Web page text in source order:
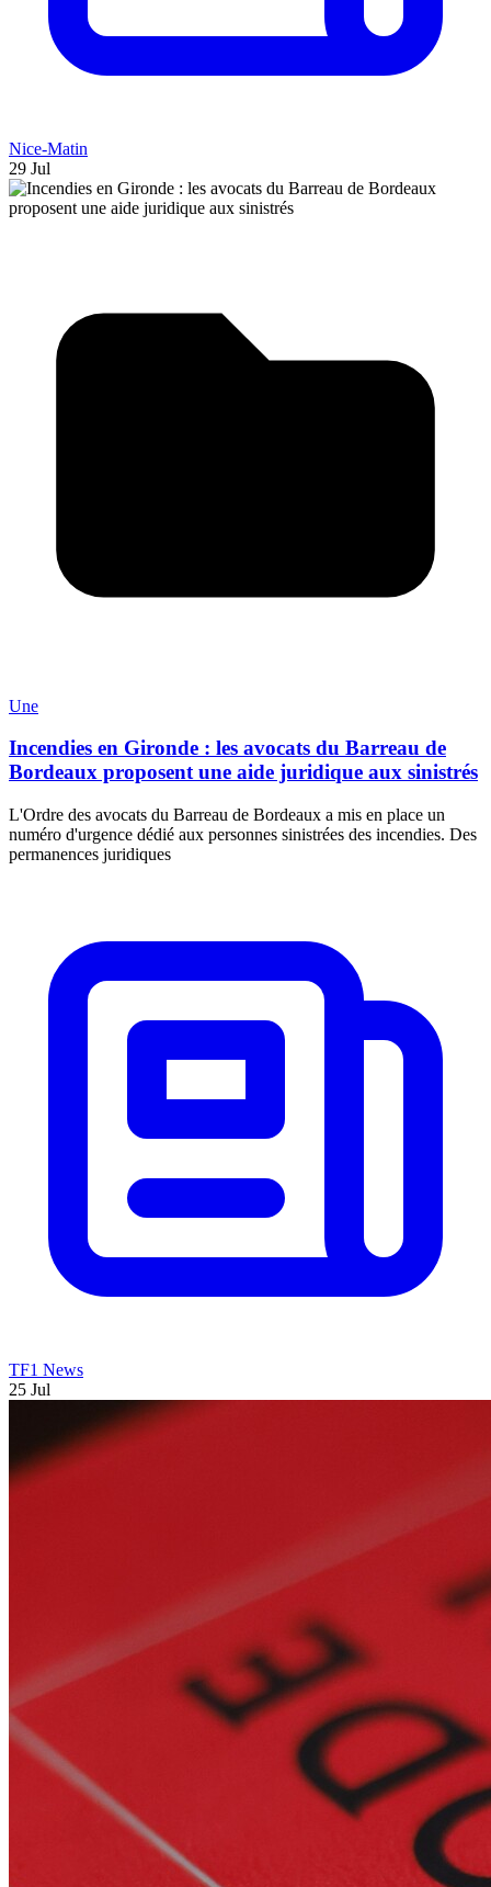
Nice-Matin
29 Jul
Une
Incendies en Gironde : les avocats du Barreau de
Bordeaux proposent une aide juridique aux sinistrés
L'Ordre des avocats du Barreau de Bordeaux a mis en place un
numéro d'urgence dédié aux personnes sinistrées des incendies. Des
permanences juridiques
TF1 News
25 Jul